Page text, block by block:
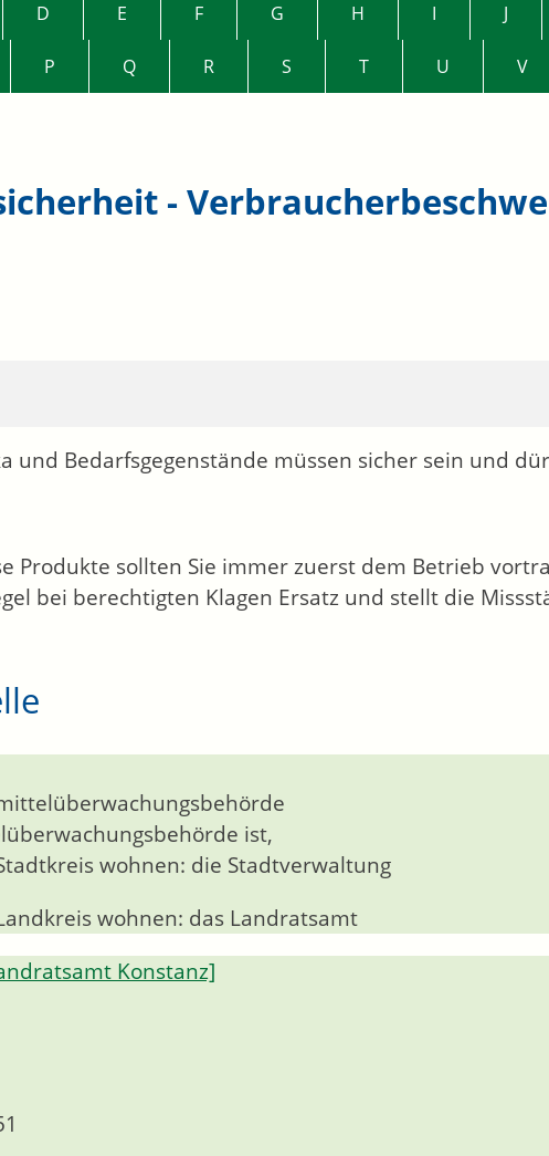
D E F G H I J
P Q R S T U V
-
und Bedarfsgegenstände müssen sicher sein und
Produkte sollten Sie immer zuerst dem Betrieb
bei berechtigten Klagen Ersatz und stellt die
ist,
wohnen: die Stadtverwaltung
wohnen: das Landratsamt
Konstanz]